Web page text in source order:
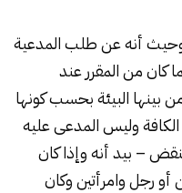
أنه عن طلب المدعية
كان من المقرر عند
بينها البيئة بحسب كونها
وليس المدعى عليه
– بيد أنه وإذا كان
رجل وامرأتين وكان